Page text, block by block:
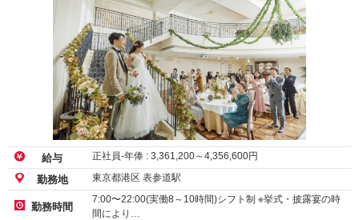
給与 正社員-年俸 : 3,361,200～4,356,600円
勤務地 東京都港区 表参道駅
勤務時間
7:00〜22:00(実働8～10時間)シフト制 ※挙式・披露宴の時
間により…